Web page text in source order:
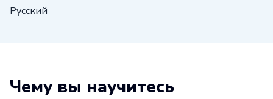
Русский
Чему вы научитесь